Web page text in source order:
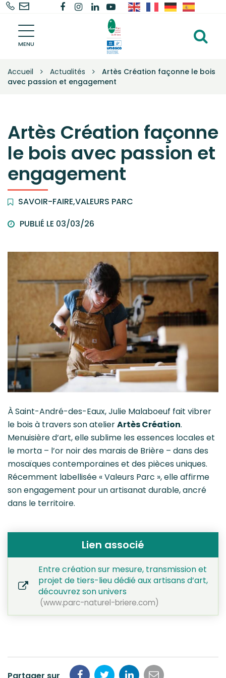
Gestion des traceurs
02
91
68
Nous
Lien
Facebook
Lien
compte
Instagram
Lien
vers
compte
Linkedin
Lien
la
chaîne
Youtube
MENU
Parc
naturel
régional
de
Brière
–
s'invente
ici
la
Accueil Actualités
Artès Création façonne le bois
avec passion et engagement
Artès Création façonne
le bois avec passion et
engagement
SAVOIR-FAIRE,VALEURS PARC
PUBLIÉ LE 03/03/26
À Saint-André-des-Eaux, Julie Malaboeuf fait vibrer
le bois à travers son atelierArtès Création.
Menuisière d’art, elle sublime les essences locales et
le morta – l’or noir des marais de Brière – dans des
mosaïques contemporaines et des pièces uniques.
Récemment labellisée « Valeurs Parc », elle affirme
son engagement pour un artisanat durable, ancré
dans le territoire.
Lien associé
Entre création sur mesure, transmission et
projet de tiers-lieu dédié aux artisans d’art,
découvrez son univers
www.parc-naturel-briere.com